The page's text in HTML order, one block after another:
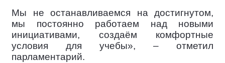
Мы не останавливаемся на достигнутом,
мы постоянно работаем над новыми
инициативами, создаём комфортные
условия для учебы», – отметил
парламентарий.